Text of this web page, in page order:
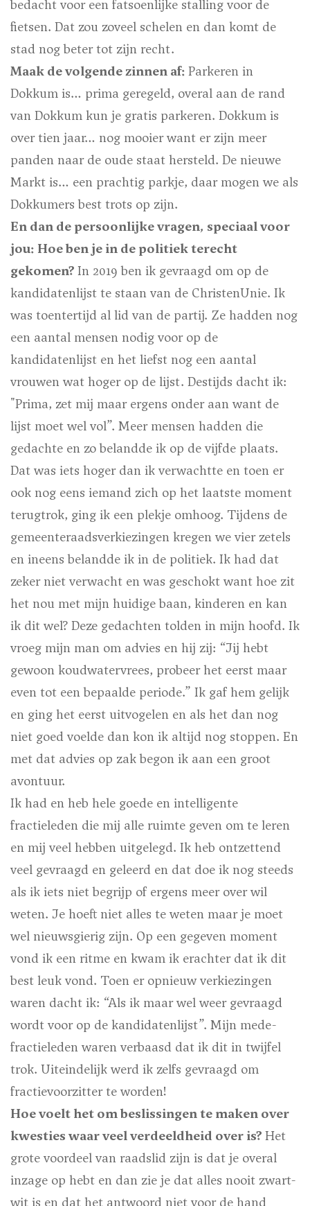
bedacht voor een fatsoenlijke stalling voor de
fietsen. Dat zou zoveel schelen en dan komt de
stad nog beter tot zijn recht.
Maak de volgende zinnen af: Parkeren in
Dokkum is… prima geregeld, overal aan de rand
van Dokkum kun je gratis parkeren. Dokkum is
over tien jaar… nog mooier want er zijn meer
panden naar de oude staat hersteld. De nieuwe
Markt is… een prachtig parkje, daar mogen we als
Dokkumers best trots op zijn.
En dan de persoonlijke vragen, speciaal voor
jou: Hoe ben je in de politiek terecht
gekomen? In 2019 ben ik gevraagd om op de
kandidatenlijst te staan van de ChristenUnie. Ik
was toentertijd al lid van de partij. Ze hadden nog
een aantal mensen nodig voor op de
kandidatenlijst en het liefst nog een aantal
vrouwen wat hoger op de lijst. Destijds dacht ik:
"Prima, zet mij maar ergens onder aan want de
lijst moet wel vol”. Meer mensen hadden die
gedachte en zo belandde ik op de vijfde plaats.
Dat was iets hoger dan ik verwachtte en toen er
ook nog eens iemand zich op het laatste moment
terugtrok, ging ik een plekje omhoog. Tijdens de
gemeenteraadsverkiezingen kregen we vier zetels
en ineens belandde ik in de politiek. Ik had dat
zeker niet verwacht en was geschokt want hoe zit
het nou met mijn huidige baan, kinderen en kan
ik dit wel? Deze gedachten tolden in mijn hoofd. Ik
vroeg mijn man om advies en hij zij: “Jij hebt
gewoon koudwatervrees, probeer het eerst maar
even tot een bepaalde periode.” Ik gaf hem gelijk
en ging het eerst uitvogelen en als het dan nog
niet goed voelde dan kon ik altijd nog stoppen. En
met dat advies op zak begon ik aan een groot
avontuur.
Ik had en heb hele goede en intelligente
fractieleden die mij alle ruimte geven om te leren
en mij veel hebben uitgelegd. Ik heb ontzettend
veel gevraagd en geleerd en dat doe ik nog steeds
als ik iets niet begrijp of ergens meer over wil
weten. Je hoeft niet alles te weten maar je moet
wel nieuwsgierig zijn. Op een gegeven moment
vond ik een ritme en kwam ik erachter dat ik dit
best leuk vond. Toen er opnieuw verkiezingen
waren dacht ik: “Als ik maar wel weer gevraagd
wordt voor op de kandidatenlijst”. Mijn mede-
fractieleden waren verbaasd dat ik dit in twijfel
trok. Uiteindelijk werd ik zelfs gevraagd om
fractievoorzitter te worden!
Hoe voelt het om beslissingen te maken over
kwesties waar veel verdeeldheid over is? Het
grote voordeel van raadslid zijn is dat je overal
inzage op hebt en dan zie je dat alles nooit zwart-
wit is en dat het antwoord niet voor de hand